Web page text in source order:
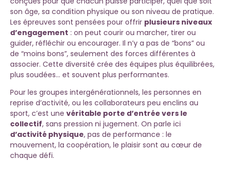
son âge, sa condition physique ou son niveau de pratique.
Les épreuves sont pensées pour offrir plusieurs niveaux
d’engagement : on peut courir ou marcher, tirer ou
guider, réfléchir ou encourager. Il n’y a pas de “bons” ou
de “moins bons”, seulement des forces différentes à
associer. Cette diversité crée des équipes plus équilibrées,
plus soudées… et souvent plus performantes.
Pour les groupes intergénérationnels, les personnes en
reprise d’activité, ou les collaborateurs peu enclins au
sport, c’est une véritable porte d’entrée vers le
collectif, sans pression ni jugement. On parle ici
d’activité physique, pas de performance : le
mouvement, la coopération, le plaisir sont au cœur de
chaque défi.